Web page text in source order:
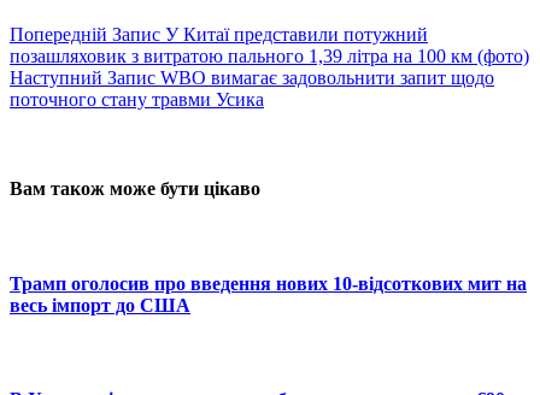
Попередній Запис У Китаї представили потужний
позашляховик з витратою пального 1,39 літра на 100 км (фото)
Наступний Запис WBO вимагає задовольнити запит щодо
поточного стану травми Усика
Вам також може бути цікаво
Трамп оголосив про введення нових 10-відсоткових мит на
весь імпорт до США